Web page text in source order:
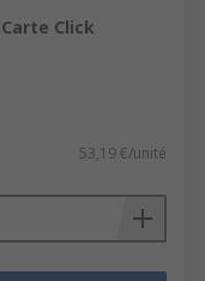
Click
53,19 €/unité